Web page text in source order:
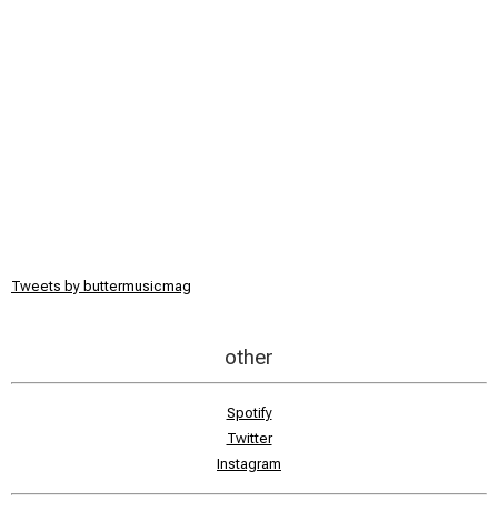
Tweets by buttermusicmag
other
Spotify
Twitter
Instagram